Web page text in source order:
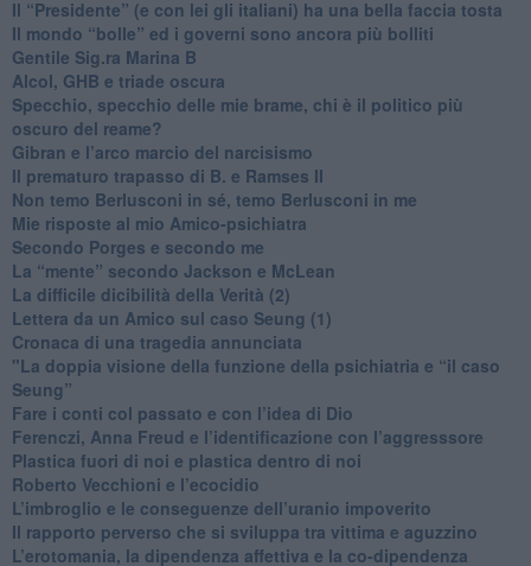
​Il “Presidente” (e con lei gli italiani) ha una bella faccia tosta
​Il mondo “bolle” ed i governi sono ancora più bolliti
​Gentile Sig.ra Marina B
​Alcol, GHB e triade oscura
​Specchio, specchio delle mie brame, chi è il politico più
oscuro del reame?
​Gibran e l’arco marcio del narcisismo
​Il prematuro trapasso di B. e Ramses II
​Non temo Berlusconi in sé, temo Berlusconi in me
​Mie risposte al mio Amico-psichiatra
​Secondo Porges e secondo me
​La “mente” secondo Jackson e McLean
La difficile dicibilità della Verità (2)
​Lettera da un Amico sul caso Seung (1)
​Cronaca di una tragedia annunciata
"​La doppia visione della funzione della psichiatria e “il caso
Seung”
​Fare i conti col passato e con l’idea di Dio
​Ferenczi, Anna Freud e l’identificazione con l’aggresssore
Plastica fuori di noi e plastica dentro di noi
​Roberto Vecchioni e l’ecocidio
​L’imbroglio e le conseguenze dell’uranio impoverito
​Il rapporto perverso che si sviluppa tra vittima e aguzzino
L’erotomania, la dipendenza affettiva e la co-dipendenza